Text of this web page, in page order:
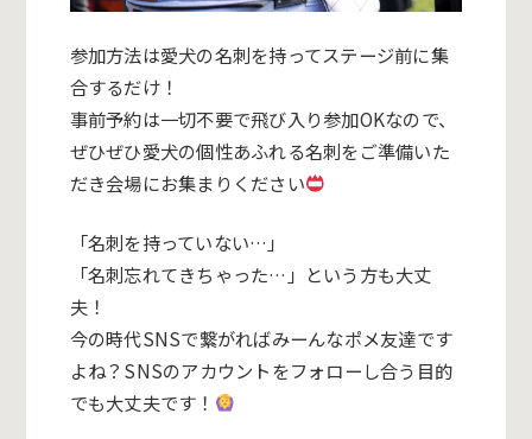
参加方法は愛犬の名刺を持ってステージ前に集
合するだけ！
事前予約は一切不要で飛び入り参加OKなので、
ぜひぜひ愛犬の個性あふれる名刺をご準備いた
だき会場にお集まりください
「名刺を持っていない…」
「名刺忘れてきちゃった…」という方も大丈
夫！
今の時代SNSで繋がればみーんなポメ友達です
よね？SNSのアカウントをフォローし合う目的
でも大丈夫です！